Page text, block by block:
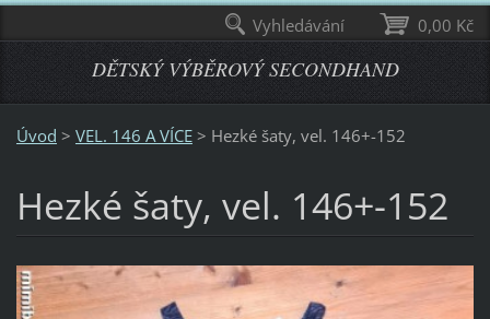
DĚTSKÝ VÝBĚROVÝ SECONDHAND
Úvod > VEL. 146 A VÍCE > Hezké šaty, vel. 146+-152
Hezké šaty, vel. 146+-152
0,00 Kč
Vyhledávání